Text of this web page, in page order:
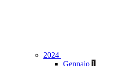
2024
Gennaio 1